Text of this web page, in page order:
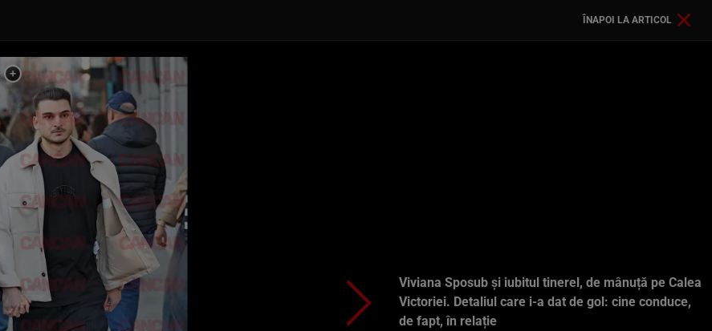
ÎNAPOI LA ARTICOL
Viviana Sposub și iubitul tinerel, de mânuță pe Calea
Victoriei. Detaliul care i-a dat de gol: cine conduce,
de fapt, în relație